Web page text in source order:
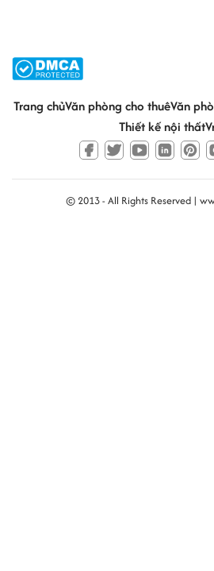
Trang chủVăn phòng cho thuêVăn
Thiết kế nội thất
© 2013 - All Rights Reserved |